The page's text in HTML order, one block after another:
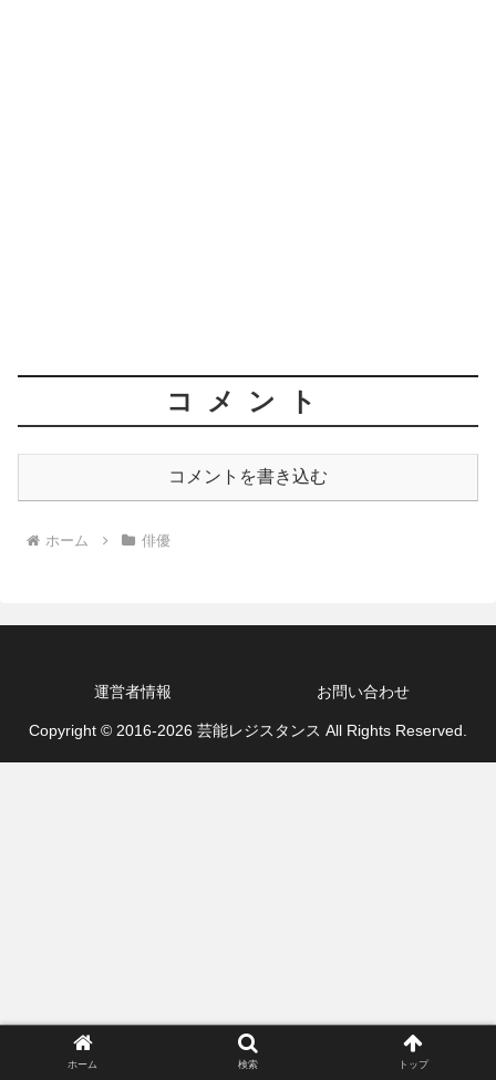
コメント
コメントを書き込む
ホーム 俳優
運営者情報 お問い合わせ
Copyright © 2016-2026 芸能レジスタンス All Rights Reserved.
ホーム 検索 トップ